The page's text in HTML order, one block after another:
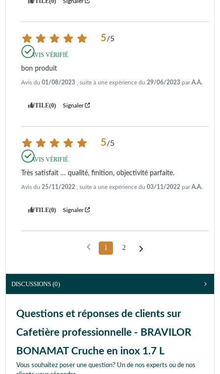
5/5
AVIS VÉRIFIÉ
bon produit
Avis du 01/08/2023 , suite à une expérience du 29/06/2023 parA.A.
UTILE(0) Signaler
5/5
AVIS VÉRIFIÉ
Très satisfait … qualité, finition, objectivité parfaite.
Avis du 25/11/2022 , suite à une expérience du 03/11/2022 parA.A.
UTILE(0) Signaler
1 2
DISCUSSIONS (0)
Questions et réponses de clients sur
Cafetière professionnelle - BRAVILOR
BONAMAT Cruche en inox 1.7 L
Vous souhaitez poser une question? Un de nos experts ou de nos